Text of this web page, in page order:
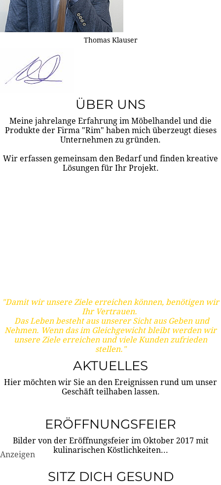
Thomas Klauser
ÜBER UNS
Meine jahrelange Erfahrung im Möbelhandel und die
Produkte der Firma "Rim" haben mich überzeugt dieses
Unternehmen zu gründen.
Wir erfassen gemeinsam den Bedarf und finden kreative
Lösungen für Ihr Projekt.
"Damit wir unsere Ziele erreichen können, benötigen wir
Ihr Vertrauen.
Das Leben besteht aus unserer Sicht aus Geben und
Nehmen. Wenn das im Gleichgewicht bleibt werden wir
unsere Ziele erreichen und viele Kunden zufrieden
stellen."
AKTUELLES
Hier möchten wir Sie an den Ereignissen rund um unser
Geschäft teilhaben lassen.
ERÖFFNUNGSFEIER
Bilder von der Eröffnungsfeier im Oktober 2017 mit
kulinarischen Köstlichkeiten...
Anzeigen
SITZ DICH GESUND